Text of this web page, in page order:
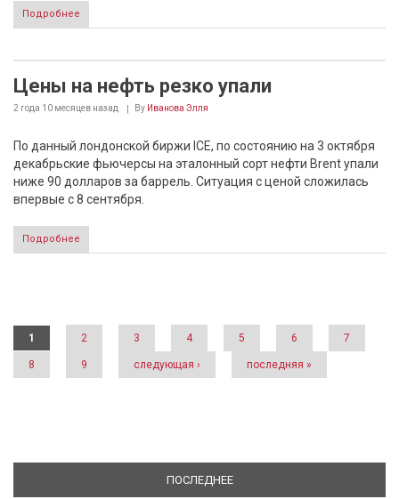
Подробнее
Цены на нефть резко упали
2 года 10 месяцев назад By Иванова Элля
По данный лондонской биржи ICE, по состоянию на 3 октября
декабрьские фьючерсы на эталонный сорт нефти Brent упали
ниже 90 долларов за баррель. Ситуация с ценой сложилась
впервые с 8 сентября.
Подробнее
Страницы
1 2 3 4 5 6 7
8 9 следующая › последняя »
ПОСЛЕДНЕЕ(АКТИВНАЯ ВКЛАДКА)